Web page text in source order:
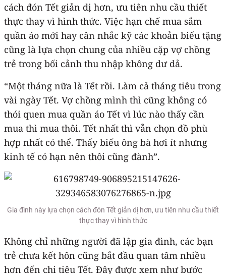
cách đón Tết giản dị hơn, ưu tiên nhu cầu thiết
thực thay vì hình thức. Việc hạn chế mua sắm
quần áo mới hay cân nhắc kỹ các khoản biếu tặng
cũng là lựa chọn chung của nhiều cặp vợ chồng
trẻ trong bối cảnh thu nhập không dư dả.
“Một tháng nữa là Tết rồi. Làm cả tháng tiêu trong
vài ngày Tết. Vợ chồng mình thì cũng không có
thói quen mua quần áo Tết vì lúc nào thấy cần
mua thì mua thôi. Tết nhất thì vẫn chọn đồ phù
hợp nhất có thể. Thấy biếu ông bà hơi ít nhưng
kinh tế có hạn nên thôi cũng đành”.
Gia đình này lựa chọn cách đón Tết giản dị hơn, ưu tiên nhu cầu thiết
thực thay vì hình thức
Không chỉ những người đã lập gia đình, các bạn
trẻ chưa kết hôn cũng bắt đầu quan tâm nhiều
hơn đến chi tiêu Tết. Đây được xem như bước